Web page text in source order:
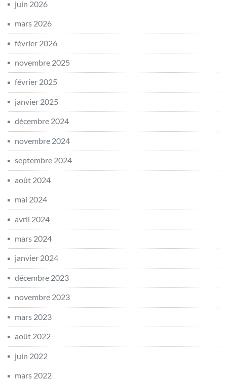
juin 2026
mars 2026
février 2026
novembre 2025
février 2025
janvier 2025
décembre 2024
novembre 2024
septembre 2024
août 2024
mai 2024
avril 2024
mars 2024
janvier 2024
décembre 2023
novembre 2023
mars 2023
août 2022
juin 2022
mars 2022